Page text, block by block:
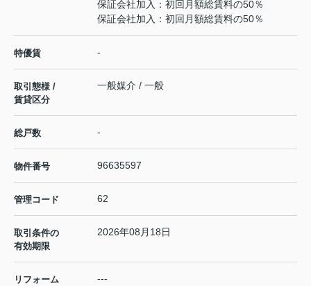
保証会社加入：初回月額総賃料の50％
保証会社加入：初回月額総賃料の50％
特優賃 -
取引態様 /
賃貸区分
一般媒介 / 一般
総戸数 -
物件番号 96635597
管理コード 62
取引条件の
有効期限
2026年08月18日
リフォーム ---